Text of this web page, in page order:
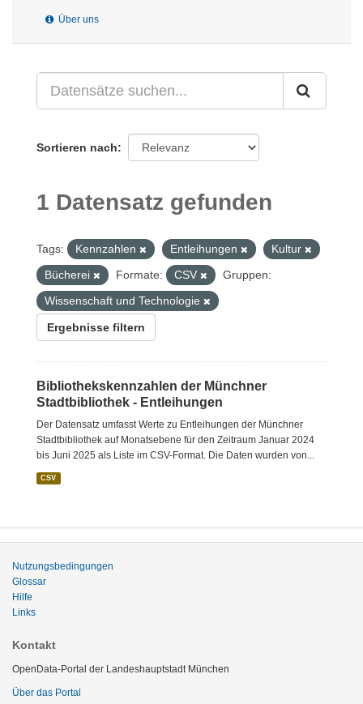
Über uns
Sortieren nach
1 Datensatz gefunden
Tags: Kennzahlen Entleihungen
Kultur
Bücherei
Formate: CSV
Gruppen:
Wissenschaft und Technologie
Ergebnisse filtern
Bibliothekskennzahlen der Münchner
Stadtbibliothek - Entleihungen
Der Datensatz umfasst Werte zu Entleihungen der Münchner
Stadtbibliothek auf Monatsebene für den Zeitraum Januar 2024
bis Juni 2025 als Liste im CSV-Format. Die Daten wurden von...
CSV
Nutzungsbedingungen
Glossar
Hilfe
Links
Kontakt
OpenData-Portal der Landeshauptstadt München
Über das Portal